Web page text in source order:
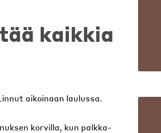
kaikkia
aikoinaan laulussa.
korvilla, kun palkka-